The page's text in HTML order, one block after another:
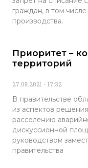
граждан, в том
производства.
Приоритет –
территорий
27.08.2021 17:32
В правительстве
из аспектов
расселению
дискуссионной
руководством
правительства